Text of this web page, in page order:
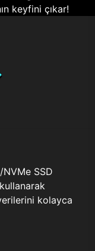
keyfini çıkar!
SSD
kolayca